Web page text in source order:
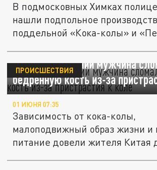
В подмосковных Химках
нашли подпольное
поддельной «Кока-колы» и
В Китае 35-летний мужчина
бедренную кость из-за
ПРОИСШЕСТВИЯ
01 ИЮНЯ 07:35
Зависимость от кока-колы,
малоподвижный образ жизни и
питание довели жителя Китая